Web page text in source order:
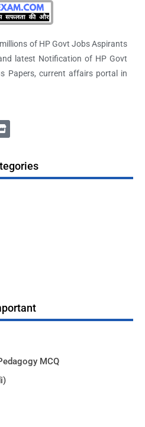
of HP Govt Jobs Aspirants
latest Notification of HP Govt
Papers, current affairs portal in
MCQ